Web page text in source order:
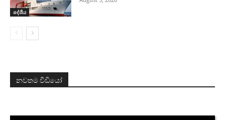
දේශීය
නවතම වීඩියෝ